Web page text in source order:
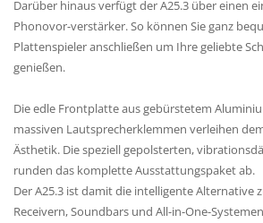
Darüber hinaus verfügt der A25.3 über einen
Phonovor-verstärker. So können Sie ganz
Plattenspieler anschließen um Ihre geliebte
genießen.
Die edle Frontplatte aus gebürstetem
massiven Lautsprecherklemmen verleihen
Ästhetik. Die speziell gepolsterten,
runden das komplette Ausstattungspaket ab.
Der A25.3 ist damit die intelligente Alternative
Receivern, Soundbars und All-in-One-